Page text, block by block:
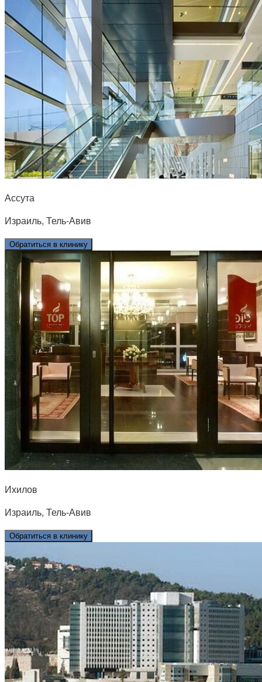
Ассута
Израиль, Тель-Авив
Обратиться в клинику
Ихилов
Израиль, Тель-Авив
Обратиться в клинику